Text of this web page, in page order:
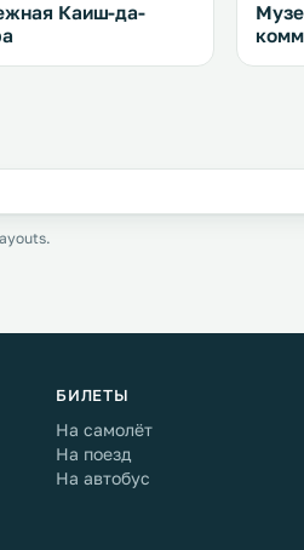
Каиш-да-
БИЛЕТЫ
На самолёт
На поезд
На автобус